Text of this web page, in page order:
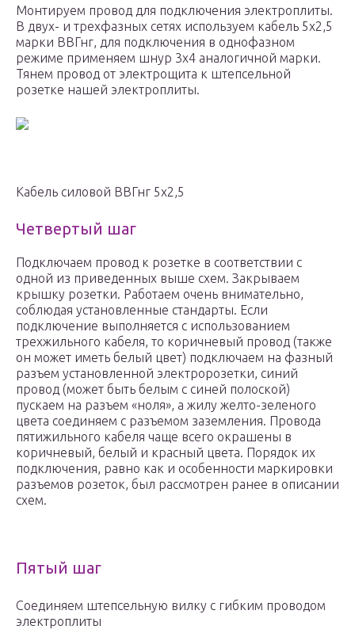
Монтируем провод для подключения электроплиты.
В двух- и трехфазных сетях используем кабель 5х2,5
марки ВВГнг, для подключения в однофазном
режиме применяем шнур 3х4 аналогичной марки.
Тянем провод от электрощита к штепсельной
розетке нашей электроплиты.
Кабель силовой ВВГнг 5х2,5
Четвертый шаг
Подключаем провод к розетке в соответствии с
одной из приведенных выше схем. Закрываем
крышку розетки. Работаем очень внимательно,
соблюдая установленные стандарты. Если
подключение выполняется с использованием
трехжильного кабеля, то коричневый провод (также
он может иметь белый цвет) подключаем на фазный
разъем установленной электророзетки, синий
провод (может быть белым с синей полоской)
пускаем на разъем «ноля», а жилу желто-зеленого
цвета соединяем с разъемом заземления. Провода
пятижильного кабеля чаще всего окрашены в
коричневый, белый и красный цвета. Порядок их
подключения, равно как и особенности маркировки
разъемов розеток, был рассмотрен ранее в описании
схем.
Пятый шаг
Соединяем штепсельную вилку с гибким проводом
электроплиты